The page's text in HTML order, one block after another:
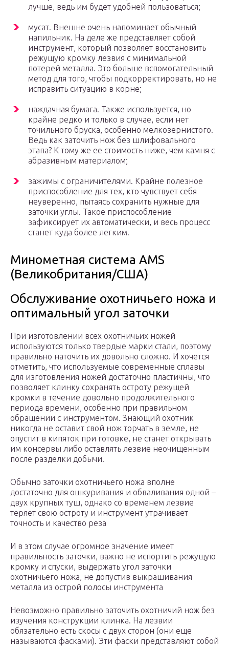
лучше, ведь им будет удобней пользоваться;
мусат. Внешне очень напоминает обычный
напильник. На деле же представляет собой
инструмент, который позволяет восстановить
режущую кромку лезвия с минимальной
потерей металла. Это больше вспомогательный
метод для того, чтобы подкорректировать, но не
исправить ситуацию в корне;
наждачная бумага. Также используется, но
крайне редко и только в случае, если нет
точильного бруска, особенно мелкозернистого.
Ведь как заточить нож без шлифовального
этапа? К тому же ее стоимость ниже, чем камня с
абразивным материалом;
зажимы с ограничителями. Крайне полезное
приспособление для тех, кто чувствует себя
неуверенно, пытаясь сохранить нужные для
заточки углы. Такое приспособление
зафиксирует их автоматически, и весь процесс
станет куда более легким.
Минометная система AMS
(Великобритания/США)
Обслуживание охотничьего ножа и
оптимальный угол заточки
При изготовлении всех охотничьих ножей
используются только твердые марки стали, поэтому
правильно наточить их довольно сложно. И хочется
отметить, что используемые современные сплавы
для изготовления ножей достаточно пластичны, что
позволяет клинку сохранять остроту режущей
кромки в течение довольно продолжительного
периода времени, особенно при правильном
обращении с инструментом. Знающий охотник
никогда не оставит свой нож торчать в земле, не
опустит в кипяток при готовке, не станет открывать
им консервы либо оставлять лезвие неочищенным
после разделки добычи.
Обычно заточки охотничьего ножа вполне
достаточно для ошкуривания и обваливания одной –
двух крупных туш, однако со временем лезвие
теряет свою остроту и инструмент утрачивает
точность и качество реза
И в этом случае огромное значение имеет
правильность заточки, важно не испортить режущую
кромку и спуски, выдержать угол заточки
охотничьего ножа, не допустив выкрашивания
металла из острой полосы инструмента
Невозможно правильно заточить охотничий нож без
изучения конструкции клинка. На лезвии
обязательно есть скосы с двух сторон (они еще
называются фасками). Эти фаски представляют собой